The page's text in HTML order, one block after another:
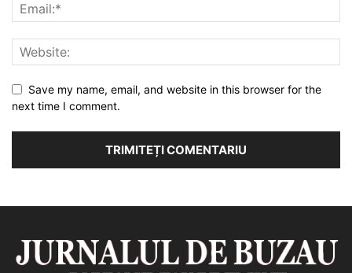
Save my name, email, and website in this browser for the
next time I comment.